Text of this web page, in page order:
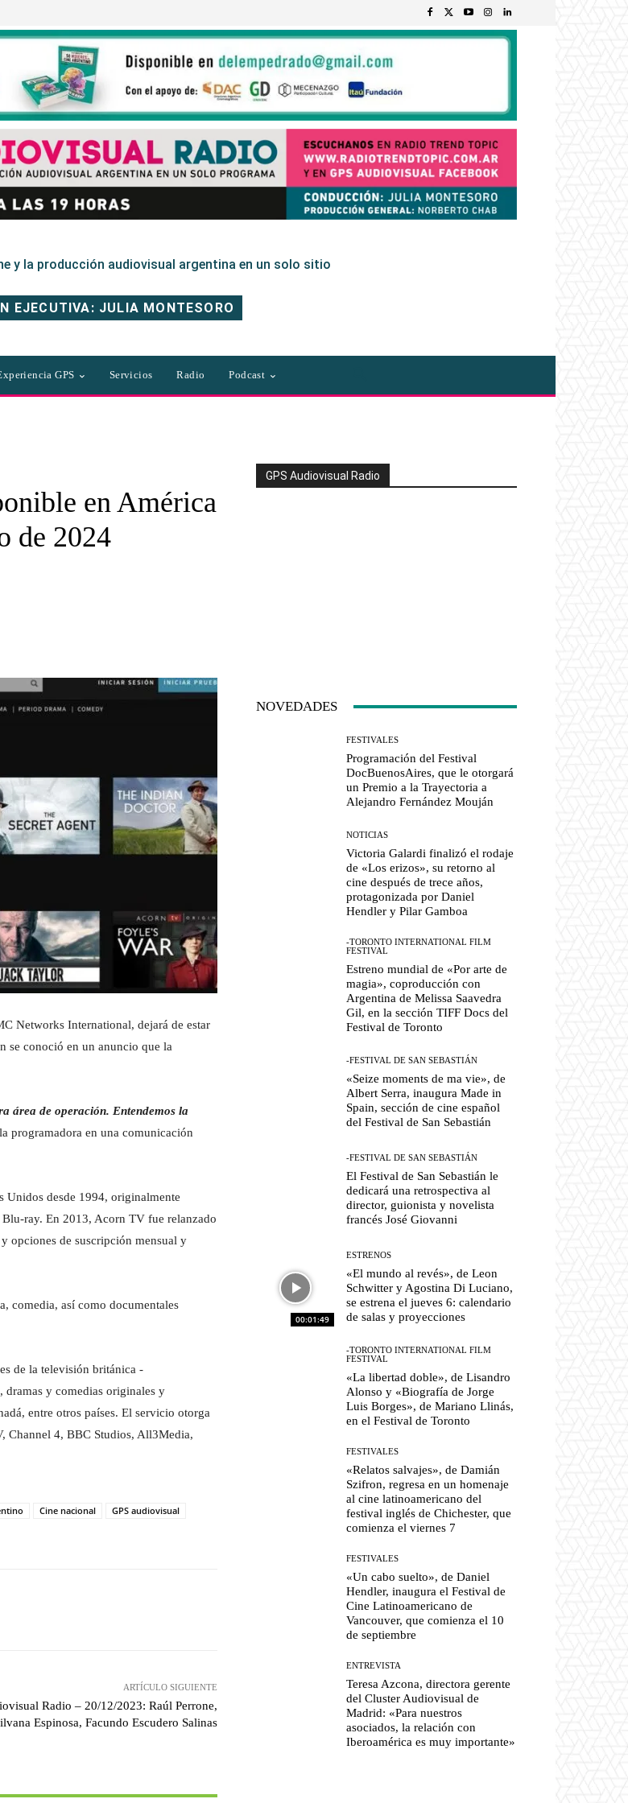
y la producción audiovisual argentina en un solo sitio
EJECUTIVA: JULIA MONTESORO
GPS Servicios Radio Podcast
en América
de 2024
Networks International, dejará de estar
se conoció en un anuncio que la
área de operación. Entendemos la
programadora en una comunicación
desde 1994, originalmente
ray. En 2013, Acorn TV fue relanzado
opciones de suscripción mensual y
comedia, así como documentales
de la televisión británica -
dramas y comedias originales y
entre otros países. El servicio otorga
Channel 4, BBC Studios, All3Media,
Cine nacional
GPS audiovisual
ARTÍCULO SIGUIENTE
Radio – 20/12/2023: Raúl Perrone,
Espinosa, Facundo Escudero Salinas
GPS Audiovisual Radio
NOVEDADES
FESTIVALES
Programación del Festival
DocBuenosAires, que le otorgará
un Premio a la Trayectoria a
Alejandro Fernández Mouján
NOTICIAS
Victoria Galardi finalizó el rodaje
de «Los erizos», su retorno al
cine después de trece años,
protagonizada por Daniel
Hendler y Pilar Gamboa
-TORONTO INTERNATIONAL FILM
FESTIVAL
Estreno mundial de «Por arte de
magia», coproducción con
Argentina de Melissa Saavedra
Gil, en la sección TIFF Docs del
Festival de Toronto
-FESTIVAL DE SAN SEBASTIÁN
«Seize moments de ma vie», de
Albert Serra, inaugura Made in
Spain, sección de cine español
del Festival de San Sebastián
-FESTIVAL DE SAN SEBASTIÁN
El Festival de San Sebastián le
dedicará una retrospectiva al
director, guionista y novelista
francés José Giovanni
00:01:49
ESTRENOS
«El mundo al revés», de Leon
Schwitter y Agostina Di Luciano,
se estrena el jueves 6: calendario
de salas y proyecciones
-TORONTO INTERNATIONAL FILM
FESTIVAL
«La libertad doble», de Lisandro
Alonso y «Biografía de Jorge
Luis Borges», de Mariano Llinás,
en el Festival de Toronto
FESTIVALES
«Relatos salvajes», de Damián
Szifron, regresa en un homenaje
al cine latinoamericano del
festival inglés de Chichester, que
comienza el viernes 7
FESTIVALES
«Un cabo suelto», de Daniel
Hendler, inaugura el Festival de
Cine Latinoamericano de
Vancouver, que comienza el 10
de septiembre
ENTREVISTA
Teresa Azcona, directora gerente
del Cluster Audiovisual de
Madrid: «Para nuestros
asociados, la relación con
Iberoamérica es muy importante»